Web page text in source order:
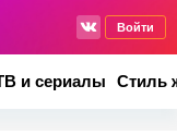
Войти
и сериалы Стиль